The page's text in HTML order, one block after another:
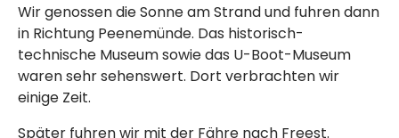
Wir genossen die Sonne am Strand und fuhren dann
in Richtung Peenemünde. Das historisch-
technische Museum sowie das U-Boot-Museum
waren sehr sehenswert. Dort verbrachten wir
einige Zeit.
Später fuhren wir mit der Fähre nach Freest.